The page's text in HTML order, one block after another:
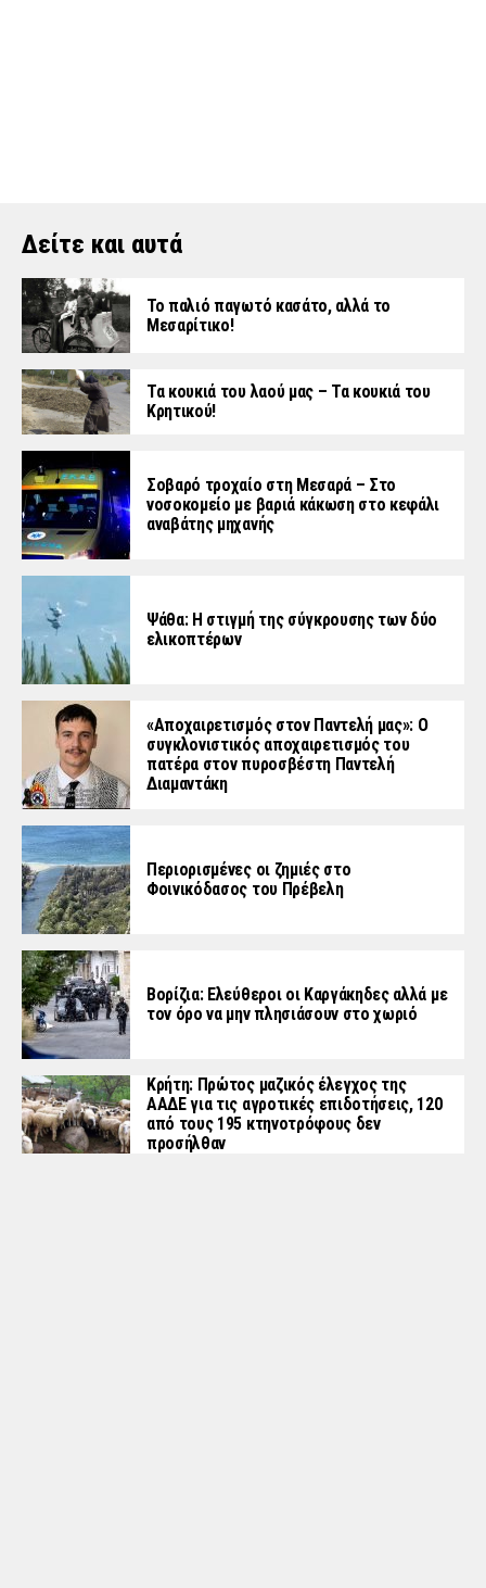
Δείτε και αυτά
Το παλιό παγωτό κασάτο, αλλά το
Μεσαρίτικο!
Τα κουκιά του λαού μας – Τα κουκιά του
Κρητικού!
Σοβαρό τροχαίο στη Μεσαρά – Στο
νοσοκομείο με βαριά κάκωση στο κεφάλι
αναβάτης μηχανής
Ψάθα: Η στιγμή της σύγκρουσης των δύο
ελικοπτέρων
«Aποχαιρετισμός στον Παντελή μας»: Ο
συγκλονιστικός αποχαιρετισμός του
πατέρα στον πυροσβέστη Παντελή
Διαμαντάκη
Περιορισμένες οι ζημιές στο
Φοινικόδασος του Πρέβελη
Βορίζια: Ελεύθεροι οι Καργάκηδες αλλά με
τον όρο να μην πλησιάσουν στο χωριό
Κρήτη: Πρώτος μαζικός έλεγχος της
ΑΑΔΕ για τις αγροτικές επιδοτήσεις, 120
από τους 195 κτηνοτρόφους δεν
προσήλθαν